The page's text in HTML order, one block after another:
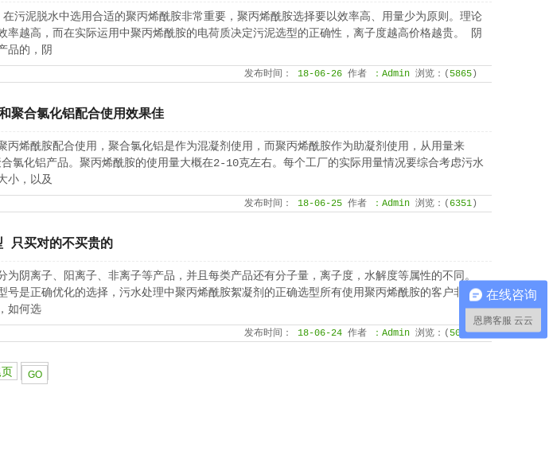
污泥脱水中选用合适的聚丙烯酰胺非常重要，聚丙烯酰胺选择要以效率高、用量少为原则。理论
率越高，而在实际运用中聚丙烯酰胺的电荷质决定污泥选型的正确性，离子度越高价格越贵。 阴
品的，阴
发布时间： 18-06-26 作者 ：Admin 浏览：( 5865 )
聚合氯化铝配合使用效果佳
丙烯酰胺配合使用，聚合氯化铝是作为混凝剂使用，而聚丙烯酰胺作为助凝剂使用，从用量来
氯化铝产品。聚丙烯酰胺的使用量大概在2-10克左右。每个工厂的实际用量情况要综合考虑污水
小，以及
发布时间： 18-06-25 作者 ：Admin 浏览：( 6351 )
只买对的不买贵的
阴离子、阳离子、非离子等产品，并且每类产品还有分子量，离子度，水解度等属性的不同。
号是正确优化的选择，污水处理中聚丙烯酰胺絮凝剂的正确选型所有使用聚丙烯酰胺的客户非常
如何选
发布时间： 18-06-24 作者 ：Admin 浏览：( 5053)
在线咨询
恩腾客服 云云